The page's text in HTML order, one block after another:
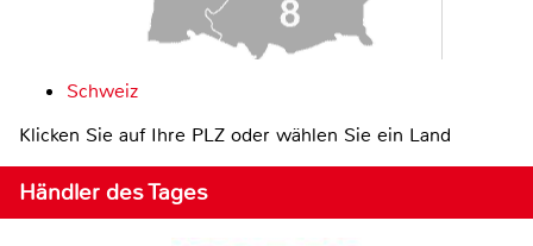
Schweiz
Klicken Sie auf Ihre PLZ oder wählen Sie ein Land
Händler des Tages